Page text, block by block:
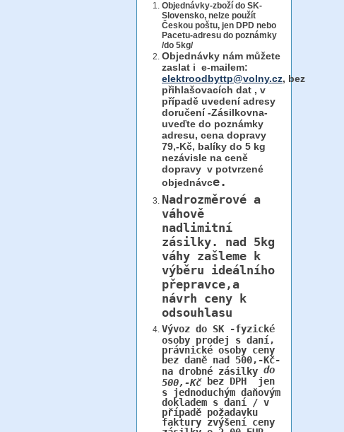
Objednávky-zboží do SK-
Slovensko, nelze použít
Českou poštu, jen DPD nebo
Pacetu-adresu do poznámky
/do 5kg/
Objednávky nám můžete
zaslat i e-mailem:
elektroodbyttp@volny.cz, bez
přihlašovacích dat , v
případě uvedení adresy
doručení -Zásilkovna-
uveďte do poznámky
adresu, cena dopravy
79,-Kč, balíky do 5 kg
nezávisle na ceně
dopravy v potvrzené
objednávce.
Nadrozměrové a
váhově
nadlimitní
zásilky. nad 5kg
váhy zašleme k
výběru ideálního
přepravce,a
návrh ceny k
odsouhlasu
Vývoz do SK -fyzické
osoby prodej s daní,
právnické osoby ceny
bez daně nad 500,-Kč-
na drobné zásilky do
500,-Kčbez DPH jen
s jednoduchým daňovým
dokladem s daní / v
případě požadavku
faktury zvýšení ceny